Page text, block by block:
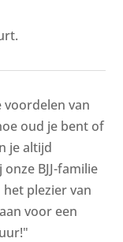
voordelen van
oud je bent of
je altijd
BJJ-familie
het plezier van
voor een